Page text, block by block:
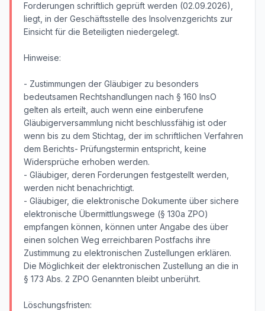
Forderungen schriftlich geprüft werden (02.09.2026),
liegt, in der Geschäftsstelle des Insolvenzgerichts zur
Einsicht für die Beteiligten niedergelegt.
Hinweise:
- Zustimmungen der Gläubiger zu besonders
bedeutsamen Rechtshandlungen nach § 160 InsO
gelten als erteilt, auch wenn eine einberufene
Gläubigerversammlung nicht beschlussfähig ist oder
wenn bis zu dem Stichtag, der im schriftlichen Verfahren
dem Berichts- Prüfungstermin entspricht, keine
Widersprüche erhoben werden.
- Gläubiger, deren Forderungen festgestellt werden,
werden nicht benachrichtigt.
- Gläubiger, die elektronische Dokumente über sichere
elektronische Übermittlungswege (§ 130a ZPO)
empfangen können, können unter Angabe des über
einen solchen Weg erreichbaren Postfachs ihre
Zustimmung zu elektronischen Zustellungen erklären.
Die Möglichkeit der elektronischen Zustellung an die in
§ 173 Abs. 2 ZPO Genannten bleibt unberührt.
Löschungsfristen: